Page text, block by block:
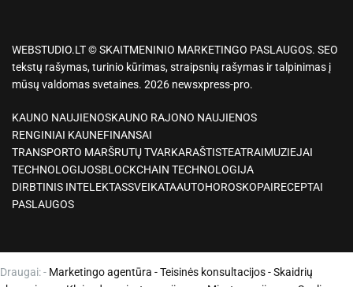
WEBSTUDIO.LT © SKAITMENINIO MARKETINGO PASLAUGOS. SEO
tekstų rašymas, turinio kūrimas, straipsnių rašymas ir talpinimas į
mūsų valdomas svetaines. 2026 newsxpress-pro.
KAUNO NAUJIENOSKAUNO RAJONO NAUJIENOS
RENGINIAI KAUNEFINANSAI
TRANSPORTO MARŠRUTŲ TVARKARAŠTISTEATRAIMUZIEJAI
TECHNOLOGIJOSBLOCKCHAIN TECHNOLOGIJA
DIRBTINIS INTELEKTASSVEIKATAAUTOHOROSKOPAIRECEPTAI
PASLAUGOS
Draugai: - Marketingo agentūra -Teisinės konsultacijos-Skaidrių